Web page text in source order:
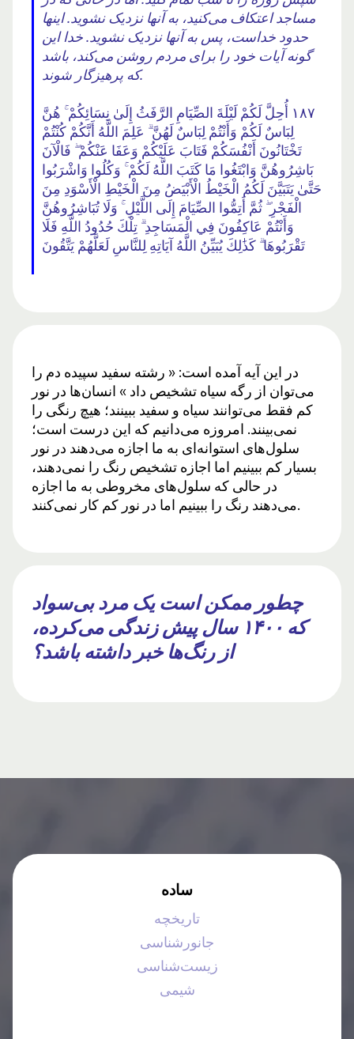
مساجد اعتکاف می‌کنید، به آنها نزدیک نشوید. اینها
حدود خداست، پس به آنها نزدیک نشوید. خدا این
گونه آیات خود را برای مردم روشن می‌کند، باشد
که پرهیزگار شوند.
١٨٧ أُحِلَّ لَكُمْ لَيْلَةَ الصِّيَامِ الرَّفَثُ إِلَىٰ نِسَائِكُمْ ۚ هُنَّ
لِبَاسٌ لَكُمْ وَأَنْتُمْ لِبَاسٌ لَهُنَّ ۗ عَلِمَ اللَّهُ أَنَّكُمْ كُنْتُمْ
تَخْتَانُونَ أَنْفُسَكُمْ فَتَابَ عَلَيْكُمْ وَعَفَا عَنْكُمْ ۖ فَالْآنَ
بَاشِرُوهُنَّ وَابْتَغُوا مَا كَتَبَ اللَّهُ لَكُمْ ۚ وَكُلُوا وَاشْرَبُوا
حَتَّىٰ يَتَبَيَّنَ لَكُمُ الْخَيْطُ الْأَبْيَضُ مِنَ الْخَيْطِ الْأَسْوَدِ مِنَ
الْفَجْرِ ۖ ثُمَّ أَتِمُّوا الصِّيَامَ إِلَى اللَّيْلِ ۚ وَلَا تُبَاشِرُوهُنَّ
وَأَنْتُمْ عَاكِفُونَ فِي الْمَسَاجِدِ ۗ تِلْكَ حُدُودُ اللَّهِ فَلَا
تَقْرَبُوهَا ۗ كَذَٰلِكَ يُبَيِّنُ اللَّهُ آيَاتِهِ لِلنَّاسِ لَعَلَّهُمْ يَتَّقُونَ
در این آیه آمده است: « رشته سفید سپیده دم را
می‌توان از رگه سیاه تشخیص داد » انسان‌ها در نور
کم فقط می‌توانند سیاه و سفید ببینند؛ هیچ رنگی را
نمی‌بینند. امروزه می‌دانیم که این درست است؛
سلول‌های استوانه‌ای به ما اجازه می‌دهند در نور
بسیار کم ببینیم اما اجازه تشخیص رنگ را نمی‌دهند،
در حالی که سلول‌های مخروطی به ما اجازه
می‌دهند رنگ را ببینیم اما در نور کم کار نمی‌کنند.
چطور ممکن است یک مرد بی‌سواد
که ۱۴۰۰ سال پیش زندگی می‌کرده،
از رنگ‌ها خبر داشته باشد؟
ساده
تاریخچه
جانورشناسی
زیست‌شناسی
شیمی